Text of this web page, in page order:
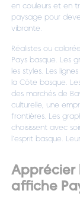
en couleurs et en
paysage pour
vibrante.
Réalistes ou
Pays basque. Les
les styles. Les
la Côte basque.
des marchés de
culturelle, une
frontières. Les
choisissent avec
l’esprit basque.
Apprécier
affiche